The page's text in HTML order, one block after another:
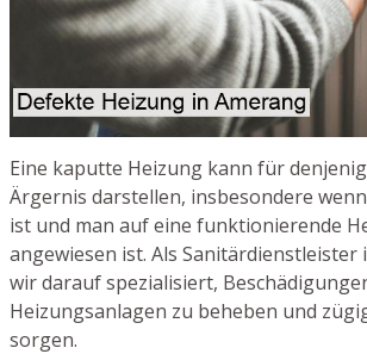
Eine kaputte Heizung kann für
Ärgernis darstellen, insbesondere
ist und man auf eine funktionierende
angewiesen ist. Als Sanitärdienstleister
wir darauf spezialisiert,
Heizungsanlagen zu beheben und
sorgen.